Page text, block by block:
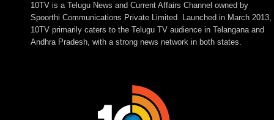
10TV is a Telugu News and Current Affairs Channel owned by
Spoorthi Communications Private Limited. Launched in March 2013,
10TV primarily caters to the Telugu TV audience in Telangana and
Andhra Pradesh, with a strong news network in both states.